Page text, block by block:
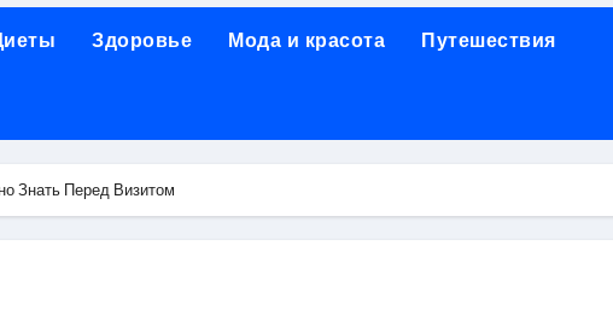
12 шагов, психотерапия, ресоциализация и оценка
под ключ
крыла одного полёта
Здоровье Мода и красота Путешествия
Знать Перед Визитом